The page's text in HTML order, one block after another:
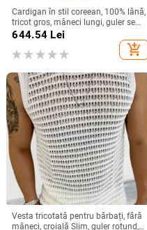
Cardigan în stil coreean, 100% lână,
tricot gros, mâneci lungi, guler semi-
înalt
644.54 Lei
add_shopping_cart
Vesta tricotată pentru bărbați, fără
mâneci, croială Slim, guler rotund,